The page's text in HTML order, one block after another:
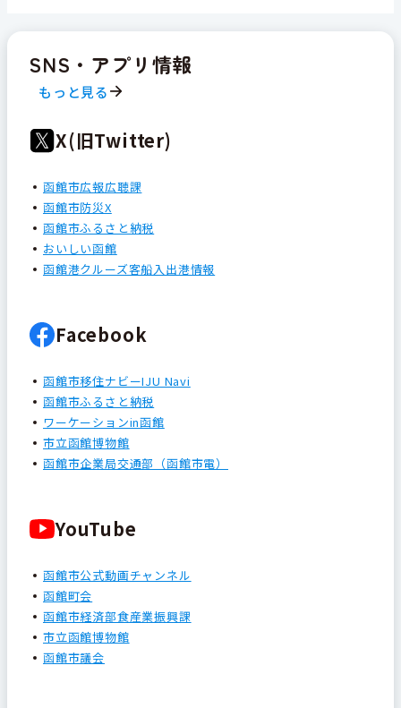
SNS・アプリ情報
もっと見る
X(旧Twitter)
函館市広報広聴課
函館市防災X
函館市ふるさと納税
おいしい函館
函館港クルーズ客船入出港情報
Facebook
函館市移住ナビーIJU Navi
函館市ふるさと納税
ワーケーションin函館
市立函館博物館
函館市企業局交通部（函館市電）
YouTube
函館市公式動画チャンネル
函館町会
函館市経済部食産業振興課
市立函館博物館
函館市議会